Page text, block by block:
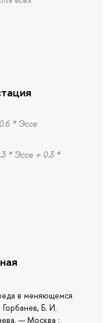
* Эссе
* Эссе + 0.3 *
в меняющемся
Б. И.
— Москва :